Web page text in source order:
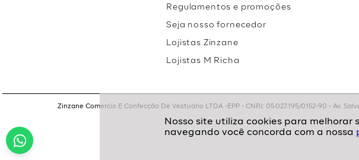
Regulamentos e promoções
Seja nosso fornecedor
Lojistas Zinzane
Lojistas M Richa
Zinzane Comercio E Confecção De Vestuário LTDA -EPP - CNPJ: 05.027.195/0152-90 - Av.